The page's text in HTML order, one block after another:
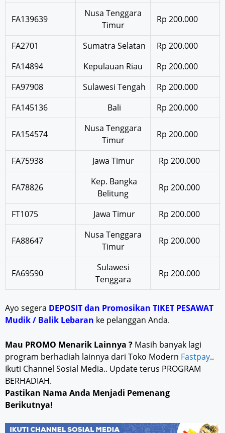
FA139639
Nusa Tenggara
Timur
Rp 200.000
FA2701 Sumatra Selatan
Rp 200.000
FA14894
Kepulauan Riau
Rp 200.000
FA97908
Sulawesi Tengah
Rp 200.000
FA145136
Bali Rp 200.000
FA154574
Nusa Tenggara
Timur
Rp 200.000
FA75938 Jawa Timur Rp 200.000
FA78826
Kep. Bangka
Belitung
Rp 200.000
FT1075 Jawa Timur Rp 200.000
FA88647
Nusa Tenggara
Timur
Rp 200.000
FA69590
Sulawesi
Tenggara
Rp 200.000
Ayo segera DEPOSIT dan Promosikan TIKET PESAWAT
Mudik / Balik Lebaran ke pelanggan Anda.
Mau PROMO Menarik Lainnya ? Masih banyak lagi
program berhadiah lainnya dari Toko Modern Fastpay..
Ikuti Channel Sosial Media.. Update terus PROGRAM
BERHADIAH.
Pastikan Nama Anda Menjadi Pemenang
Berikutnya!